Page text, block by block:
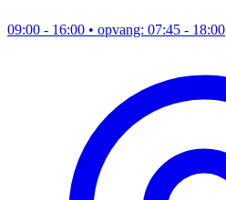
09:00 - 16:00 • opvang: 07:45 - 18:00